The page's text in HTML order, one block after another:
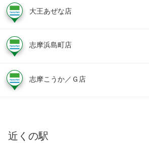
大王あぜな店
志摩浜島町店
志摩こうか／Ｇ店
近くの駅